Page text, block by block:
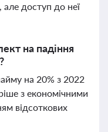
але доступ до неї
на падіння
на 20% з 2022
з економічними
відсоткових